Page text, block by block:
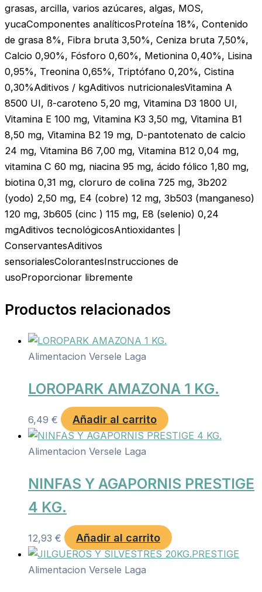
grasas, arcilla, varios azúcares, algas, MOS,
yucaComponentes analíticosProteína 18%, Contenido
de grasa 8%, Fibra bruta 3,50%, Ceniza bruta 7,50%,
Calcio 0,90%, Fósforo 0,60%, Metionina 0,40%, Lisina
0,95%, Treonina 0,65%, Triptófano 0,20%, Cistina
0,30%Aditivos / kgAditivos nutricionalesVitamina A
8500 UI, ß-caroteno 5,20 mg, Vitamina D3 1800 UI,
Vitamina E 100 mg, Vitamina K3 3,50 mg, Vitamina B1
8,50 mg, Vitamina B2 19 mg, D-pantotenato de calcio
24 mg, Vitamina B6 7,00 mg, Vitamina B12 0,04 mg,
vitamina C 60 mg, niacina 95 mg, ácido fólico 1,80 mg,
biotina 0,31 mg, cloruro de colina 725 mg, 3b202
(yodo) 2,50 mg, E4 (cobre) 12 mg, 3b503 (manganeso)
120 mg, 3b605 (cinc ) 115 mg, E8 (selenio) 0,24
mgAditivos tecnológicosAntioxidantes |
ConservantesAditivos
sensorialesColorantesInstrucciones de
usoProporcionar libremente
Productos relacionados
Alimentacion Versele Laga
LOROPARK AMAZONA 1 KG.
6,49 € Añadir al carrito
Alimentacion Versele Laga
NINFAS Y AGAPORNIS PRESTIGE
4 KG.
12,93 € Añadir al carrito
Alimentacion Versele Laga